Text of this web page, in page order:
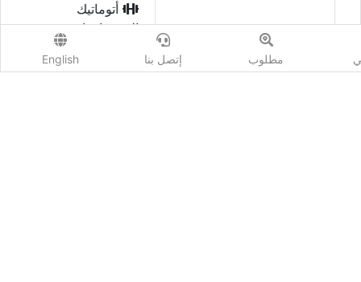
أتوماتيك
السعر إبتداء من
مطلوب إتصل بنا English